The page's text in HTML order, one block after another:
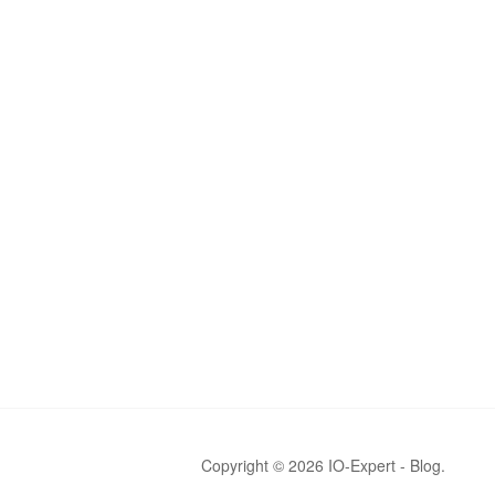
Copyright © 2026 IO-Expert - Blog.